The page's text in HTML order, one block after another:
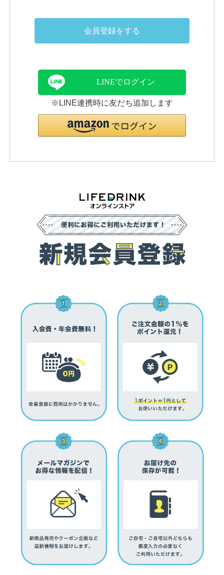
会員登録をする
LINEでログイン
※LINE連携時に友だち追加します